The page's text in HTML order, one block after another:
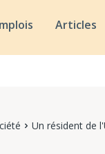
Articles
Un résident de